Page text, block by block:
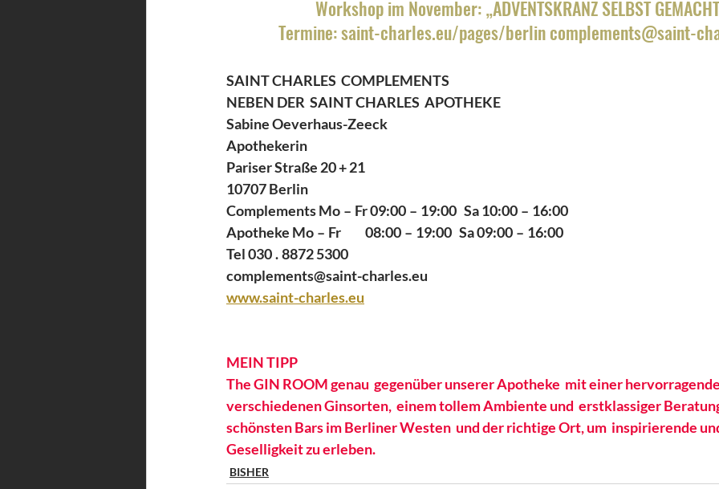
Workshop im November: „ADVENTSKRANZ SELBST
Termine: saint-charles.eu/pages/berlin complements@saint-
SAINT CHARLES  COMPLEMENTS
NEBEN DER  SAINT CHARLES  APOTHEKE
Sabine Oeverhaus-Zeeck
Apothekerin
Pariser Straße 20 + 21
10707 Berlin
Complements Mo – Fr 09:00 – 19:00   Sa 10:00 – 16:00
Apotheke Mo – Fr          08:00 – 19:00   Sa 09:00 – 16:00
Tel 030 . 8872 5300
complements@saint-charles.eu
www.saint-charles.eu
MEIN TIPP
The GIN ROOM genau  gegenüber unserer Apotheke  mit einer
verschiedenen Ginsorten,  einem tollem Ambiente und  erstklassiger
schönsten Bars im Berliner Westen  und der richtige Ort, um  inspirierende
Geselligkeit zu erleben.
BISHER